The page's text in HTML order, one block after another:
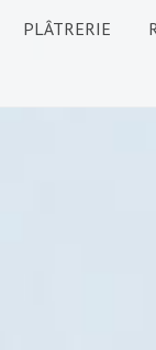
PLÂTRERIE